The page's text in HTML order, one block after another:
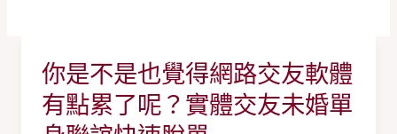
你是不是也覺得網路交友軟體
有點累了呢？實體交友未婚單
你
是
不